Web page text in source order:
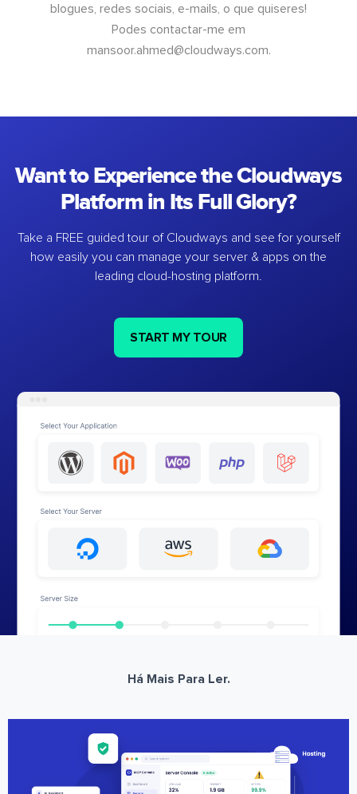
blogues, redes sociais, e-mails, o que quiseres!
Podes contactar-me em
mansoor.ahmed@cloudways.com.
Want to Experience the Cloudways
Platform in Its Full Glory?
Take a FREE guided tour of Cloudways and see for yourself
how easily you can manage your server & apps on the
leading cloud-hosting platform.
START MY TOUR
Há Mais Para Ler.